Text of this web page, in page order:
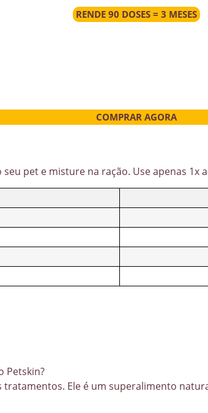
RENDE 90 DOSES = 3 MESES
COMPRAR AGORA
pet e misture na ração. Use apenas 1x
Petskin?
Ele é um superalimento